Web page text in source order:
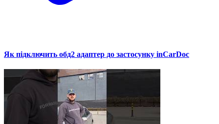
Як підключить обд2 адаптер до застосунку inCarDoc